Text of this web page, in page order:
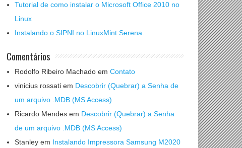
Tutorial de como instalar o Microsoft Office 2010 no
Linux
Instalando o SIPNI no LinuxMint Serena.
Comentários
Rodolfo Ribeiro Machado em Contato
vinicius rossati em Descobrir (Quebrar) a Senha de
um arquivo .MDB (MS Access)
Ricardo Mendes em Descobrir (Quebrar) a Senha
de um arquivo .MDB (MS Access)
Stanley em Instalando Impressora Samsung M2020